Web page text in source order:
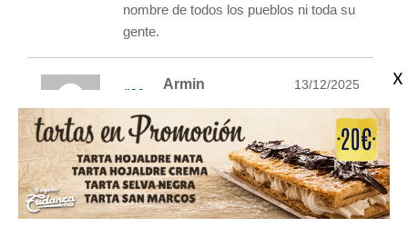
nombre de todos los pueblos ni toda su
gente.
#20
Armin
13/12/2025
#17 Pues buena estaría que después
de 100 años una empresa familiar no
pueda hacer con ella lo que quiera, ya
quisieras tú que te dieran 100 millones
de euros por tu empresa y vivir bien